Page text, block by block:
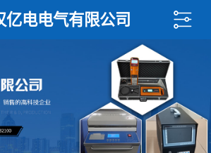
亿电电气有限公司